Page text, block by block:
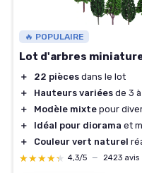
🔥 POPULAIRE
Lot d'arbres
＋ 22 pièces dans le lot
＋
Hauteurs variées de 3 à
＋
Modèle mixte pour
＋
Idéal pour diorama et
＋
Couleur vert naturel
★★★★★
★★★★★ 4,3/5 — 2423 avis